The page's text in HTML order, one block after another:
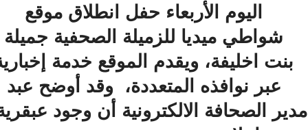
اليوم الأربعاء حفل انطلاق موقع
شواطي ميديا للزميلة الصحفية جميلة
بنت اخليفة، ويقدم الموقع خدمة إخبارية
عبر نوافذه المتعددة، وقد أوضح عبد
الصحافة الالكترونية أن وجود عبقرية